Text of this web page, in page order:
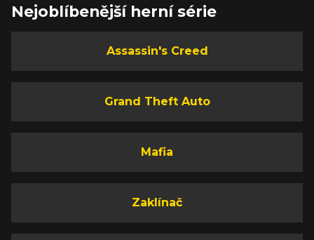
Nejoblíbenější herní série
Assassin's Creed
Grand Theft Auto
Mafia
Zaklínač